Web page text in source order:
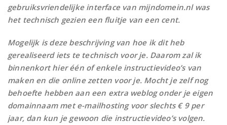
gebruiksvriendelijke interface van mijndomein.nl was
het technisch gezien een fluitje van een cent.
Mogelijk is deze beschrijving van hoe ik dit heb
gerealiseerd iets te technisch voor je. Daarom zal ik
binnenkort hier één of enkele instructievideo’s van
maken en die online zetten voor je. Mocht je zelf nog
behoefte hebben aan een extra weblog onder je eigen
domainnaam met e-mailhosting voor slechts € 9 per
jaar, dan kun je gewoon die instructievideo’s volgen.